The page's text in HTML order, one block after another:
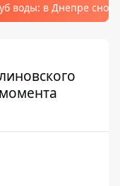
воды: в Днепре